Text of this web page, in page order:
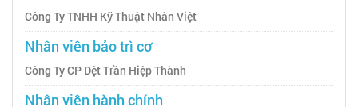
Công Ty TNHH Kỹ Thuật Nhân Việt
Nhân viên bảo trì cơ
Công Ty CP Dệt Trần Hiệp Thành
Nhân viên hành chính